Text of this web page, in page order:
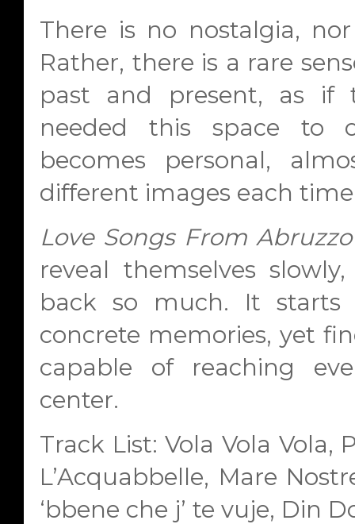
There is no nostalgia,
Rather, there is a rare
past and present, as if
needed this space to
becomes personal,
different images each
Love Songs From Abruzzo
reveal themselves
back so much. It
concrete memories, yet
capable of reaching
center.
Track List:Vola Vola Vola,
L’Acquabbelle, Mare
‘bbene che j’ te vuje, Din